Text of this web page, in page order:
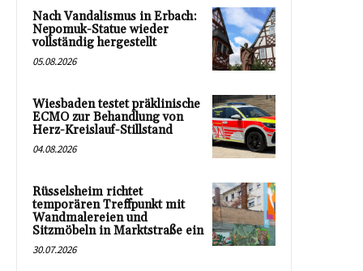
Nach Vandalismus in Erbach:
Nepomuk-Statue wieder
vollständig hergestellt
05.08.2026
Wiesbaden testet präklinische
ECMO zur Behandlung von
Herz-Kreislauf-Stillstand
04.08.2026
Rüsselsheim richtet
temporären Treffpunkt mit
Wandmalereien und
Sitzmöbeln in Marktstraße ein
30.07.2026